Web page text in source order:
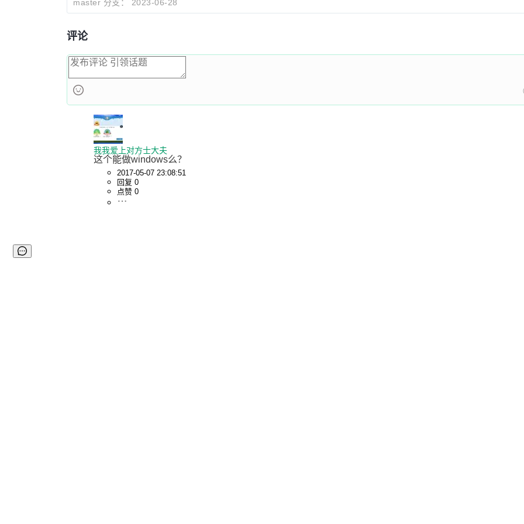
master 分支： 2023-06-28
评论
我我爱上对方士大夫
这个能做windows么？
2017-05-07 23:08:51
回复 0
点赞 0